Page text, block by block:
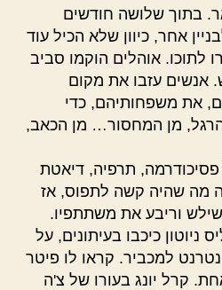
בתוך שלושה חודשים
אחר, כיוון שלא הכיל עוד
לתוכו. אוהלים הוקמו סביב
אנשים עזבו את מקום
את משפחותיהם, כדי
מן המחסור… מן הכאב,
תרפיה, דיאטת
מה שהיה קשה לתפוס, אז
וריבע את משתתפיו.
ניוטון כיכבו בעיתונים, על
למכביר. קראו לו פיטר
קרל יונג בעורו של צ'ה